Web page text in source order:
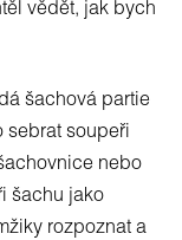
vědět, jak bych
šachová partie
sebrat soupeři
nebo
šachu jako
rozpoznat a